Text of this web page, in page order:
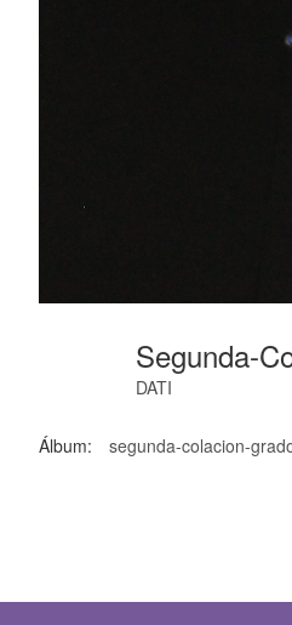
Segunda-
DATI
Álbum: segunda-colacion-